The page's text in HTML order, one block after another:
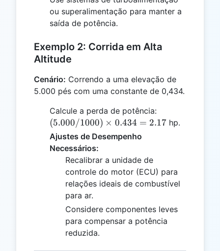
ou superalimentação para manter a
saída de potência.
Exemplo 2: Corrida em Alta
Altitude
Cenário: Correndo a uma elevação de
5.000 pés com uma constante de 0,434.
Calcule a perda de potência:
/
=
2.17
(5.000/1000) × 0.434 = 2.17 hp.
Ajustes de Desempenho
Necessários:
Recalibrar a unidade de
controle do motor (ECU) para
relações ideais de combustível
para ar.
Considere componentes leves
para compensar a potência
reduzida.